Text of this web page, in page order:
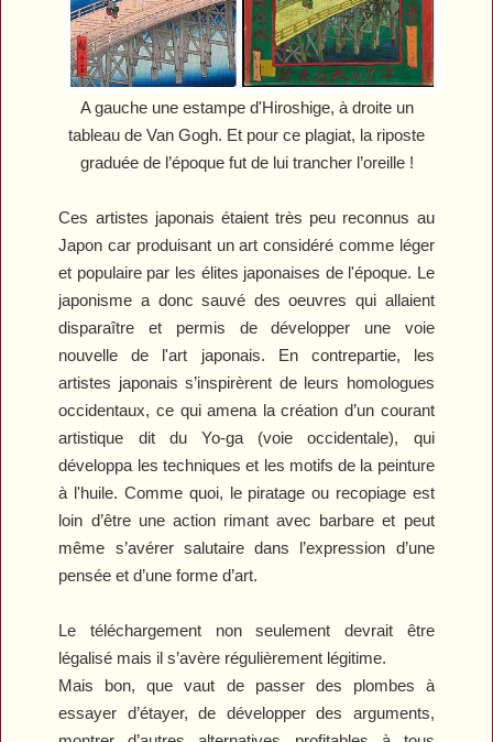
A gauche une estampe d'Hiroshige, à droite un
tableau de Van Gogh. Et pour ce plagiat, la riposte
graduée de l’époque fut de lui trancher l’oreille !
Ces artistes japonais étaient très peu reconnus au
Japon car produisant un art considéré comme léger
et populaire par les élites japonaises de l'époque. Le
japonisme a donc sauvé des oeuvres qui allaient
disparaître et permis de développer une voie
nouvelle de l'art japonais. En contrepartie, les
artistes japonais s’inspirèrent de leurs homologues
occidentaux, ce qui amena la création d’un courant
artistique dit du Yo-ga (voie occidentale), qui
développa les techniques et les motifs de la peinture
à l'huile. Comme quoi, le piratage ou recopiage est
loin d’être une action rimant avec barbare et peut
même s’avérer salutaire dans l’expression d’une
pensée et d’une forme d’art.
Le téléchargement non seulement devrait être
légalisé mais il s’avère régulièrement légitime.
Mais bon, que vaut de passer des plombes à
essayer d’étayer, de développer des arguments,